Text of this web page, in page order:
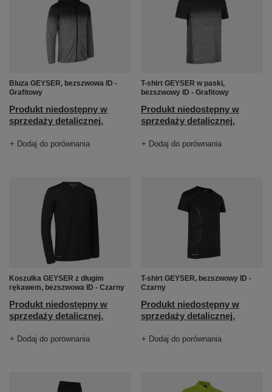
Bluza GEYSER, bezszwowa ID -
Grafitowy
Produkt niedostępny w
sprzedaży detalicznej.
+ Dodaj do porównania
T-shirt GEYSER w paski,
bezszwowy ID - Grafitowy
Produkt niedostępny w
sprzedaży detalicznej.
+ Dodaj do porównania
Koszulka GEYSER z długim
rękawem, bezszwowa ID - Czarny
Produkt niedostępny w
sprzedaży detalicznej.
+ Dodaj do porównania
T-shirt GEYSER, bezszwowy ID -
Czarny
Produkt niedostępny w
sprzedaży detalicznej.
+ Dodaj do porównania